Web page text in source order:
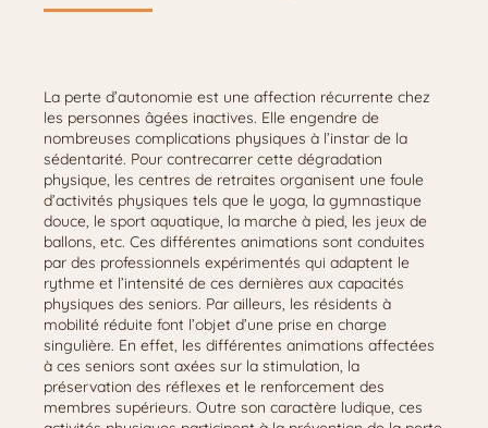
La perte d’autonomie est une affection récurrente chez
les personnes âgées inactives. Elle engendre de
nombreuses complications physiques à l’instar de la
sédentarité. Pour contrecarrer cette dégradation
physique, les centres de retraites organisent une foule
d’activités physiques tels que le yoga, la gymnastique
douce, le sport aquatique, la marche à pied, les jeux de
ballons, etc. Ces différentes animations sont conduites
par des professionnels expérimentés qui adaptent le
rythme et l’intensité de ces dernières aux capacités
physiques des seniors. Par ailleurs, les résidents à
mobilité réduite font l’objet d’une prise en charge
singulière. En effet, les différentes animations affectées
à ces seniors sont axées sur la stimulation, la
préservation des réflexes et le renforcement des
membres supérieurs. Outre son caractère ludique, ces